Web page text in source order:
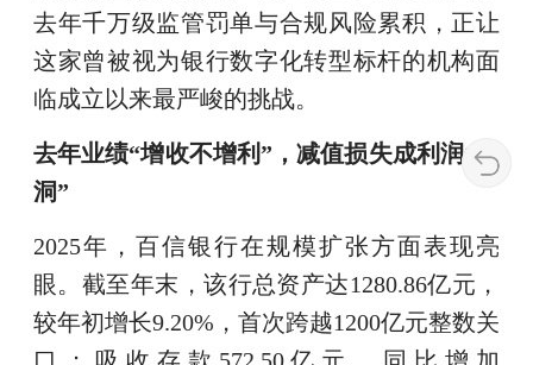
去年千万级监管罚单与合规风险累积，正让
这家曾被视为银行数字化转型标杆的机构面
临成立以来最严峻的挑战。
去年业绩“增收不增利”，减值损失成利润“黑
洞”
2025年，百信银行在规模扩张方面表现亮
眼。截至年末，该行总资产达1280.86亿元，
较年初增长9.20%，首次跨越1200亿元整数关